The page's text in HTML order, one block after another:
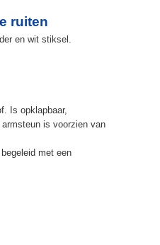
ruiten
en wit stiksel.
Is opklapbaar,
is voorzien van
met een